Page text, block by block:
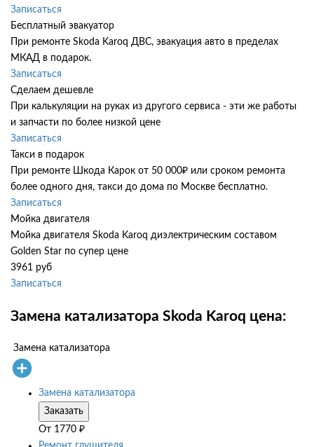
Записаться
Бесплатный эвакуатор
При ремонте Skoda Karoq ДВС, эвакуация авто в пределах
МКАД в подарок.
Записаться
Сделаем дешевле
При калькуляции на руках из другого сервиса - эти же работы
и запчасти по более низкой цене
Записаться
Такси в подарок
При ремонте Шкода Карок от 50 000₽ или сроком ремонта
более одного дня, такси до дома по Москве бесплатно.
Записаться
Мойка двигателя
Мойка двигателя Skoda Karoq диэлектрическим составом
Golden Star по супер цене
3961 руб
Записаться
Замена катализатора Skoda Karoq цена:
Замена катализатора
Замена катализатора
Заказать
От 1770 ₽